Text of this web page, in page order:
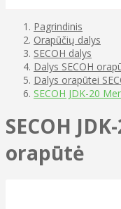
Pagrindinis
Orapūčių dalys
SECOH dalys
Dalys SECOH
Dalys orapūtei
SECOH JDK-20
SECOH
orapūtė